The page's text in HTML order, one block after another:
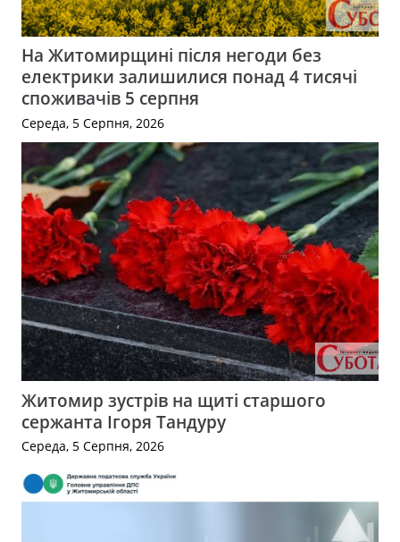
На Житомирщині після негоди без
електрики залишилися понад 4 тисячі
споживачів 5 серпня
Середа, 5 Серпня, 2026
Житомир зустрів на щиті старшого
сержанта Ігоря Тандуру
Середа, 5 Серпня, 2026